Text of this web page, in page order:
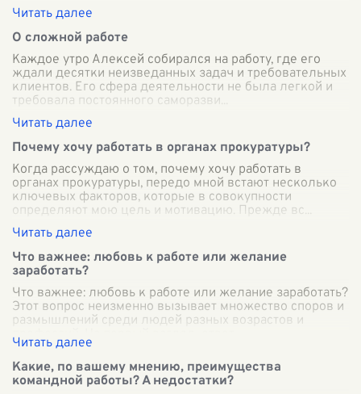
О сложной работе
Каждое утро Алексей собирался на работу, где его
ждали десятки неизведанных задач и требовательных
клиентов. Его сфера деятельности не была легкой и
требовала постоянного саморазви
Почему хочу работать в органах прокуратуры?
Когда рассуждаю о том, почему хочу работать в
органах прокуратуры, передо мной встают несколько
ключевых факторов, которые в совокупности
определяют мою цель и мотивацию. Прежде вс
Что важнее: любовь к работе или желание
заработать?
Что важнее: любовь к работе или желание заработать?
Этот вопрос неизменно вызывает множество споров и
размышлений среди людей разных возрастов и
профессий. На первый взгляд, ответ
Какие, по вашему мнению, преимущества
командной работы? А недостатки?